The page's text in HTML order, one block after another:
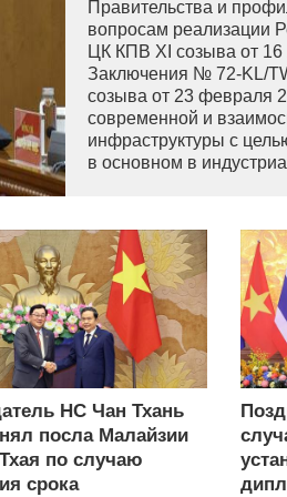
Правительства и
вопросам реализации
ЦК КПВ XI созыва от 16
Заключения № 72-KL/
созыва от 23 февраля
современной и
инфраструктуры с
в основном в
НС Чан Тхань
посла Малайзии
по случаю
срока